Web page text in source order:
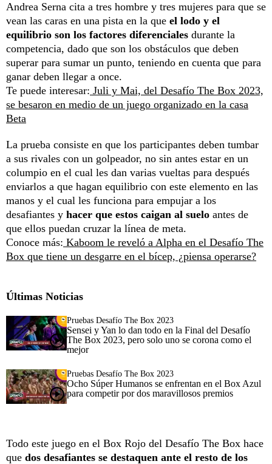
Andrea Serna cita a tres hombre y tres mujeres para que se
vean las caras en una pista en la que el lodo y el
equilibrio son los factores diferenciales durante la
competencia, dado que son los obstáculos que deben
superar para sumar un punto, teniendo en cuenta que para
ganar deben llegar a once.
Te puede interesar: Juli y Mai, del Desafío The Box 2023,
se besaron en medio de un juego organizado en la casa
Beta
La prueba consiste en que los participantes deben tumbar
a sus rivales con un golpeador, no sin antes estar en un
columpio en el cual les dan varias vueltas para después
enviarlos a que hagan equilibrio con este elemento en las
manos y el cual les funciona para empujar a los
desafiantes y hacer que estos caigan al suelo antes de
que ellos puedan cruzar la línea de meta.
Conoce más: Kaboom le reveló a Alpha en el Desafío The
Box que tiene un desgarre en el bícep, ¿piensa operarse?
Últimas Noticias
Pruebas Desafío The Box 2023
Sensei y Yan lo dan todo en la Final del Desafío
The Box 2023, pero solo uno se corona como el
mejor
Pruebas Desafío The Box 2023
Ocho Súper Humanos se enfrentan en el Box Azul
para competir por dos maravillosos premios
Todo este juego en el Box Rojo del Desafío The Box hace
que dos desafiantes se destaquen ante el resto de los